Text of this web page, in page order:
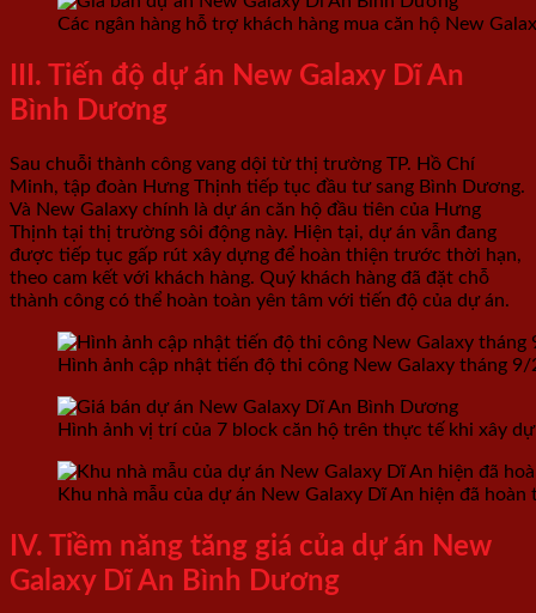
Các ngân hàng hỗ trợ khách hàng mua căn hộ New
III. Tiến độ dự án New Galaxy Dĩ An
Bình Dương
Sau chuỗi thành công vang dội từ thị trường TP. Hồ Chí
Minh, tập đoàn Hưng Thịnh tiếp tục đầu tư sang Bình Dương.
Và New Galaxy chính là dự án căn hộ đầu tiên của Hưng
Thịnh tại thị trường sôi động này. Hiện tại, dự án vẫn đang
được tiếp tục gấp rút xây dựng để hoàn thiện trước thời hạn,
theo cam kết với khách hàng. Quý khách hàng đã đặt chỗ
thành công có thể hoàn toàn yên tâm với tiến độ của dự án.
Hình ảnh cập nhật tiến độ thi công New Galaxy tháng 9/
Hình ảnh vị trí của 7 block căn hộ trên thực tế khi xây
Khu nhà mẫu của dự án New Galaxy Dĩ An hiện đã hoàn
IV. Tiềm năng tăng giá của dự án New
Galaxy Dĩ An Bình Dương